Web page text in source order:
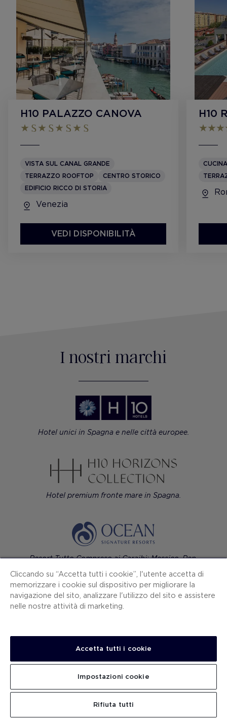
H10 PALAZZO CANOVA
VISTA SUL CANAL GRANDE
TERRAZZO ROOFTOP
CENTRO STORICO
EDIFICIO RICCO DI STORIA
Venezia
VEDI DISPONIBILITÀ
H10
I nostri marchi
Hotel unici in Spagna e nelle città europee.
Hotel premium fronte mare in Spagna.
Resort Tutto Compreso ai Caraibi: Messico, Rep.
Dominicana e Giamaica.
Ocean Signature Resorts
Cliccando su “Accetta tutti i cookie”, l'utente accetta di
memorizzare i cookie sul dispositivo per migliorare la
navigazione del sito, analizzare l'utilizzo del sito e assistere
nelle nostre attività di marketing.
Accetta tutti i cookie
Rifiuta tutti
Impostazioni cookie